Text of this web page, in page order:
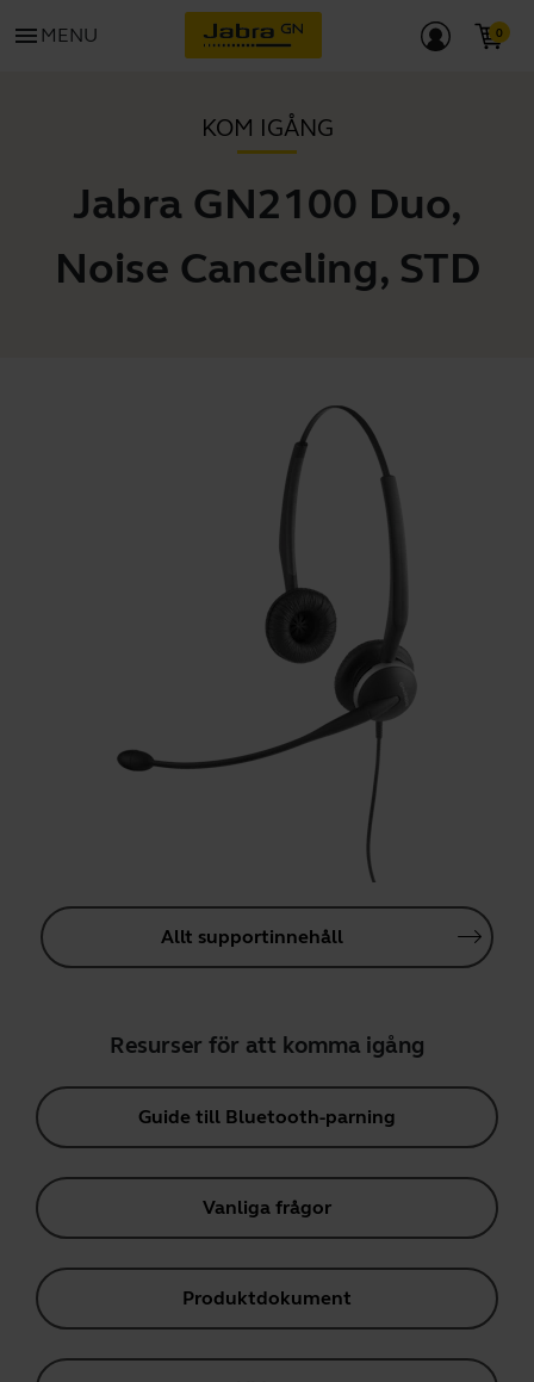
menu MENU
KOM IGÅNG
Jabra GN2100 Duo,
Noise Canceling, STD
Allt supportinnehåll
Resurser för att komma igång
Guide till Bluetooth-parning
Vanliga frågor
Produktdokument